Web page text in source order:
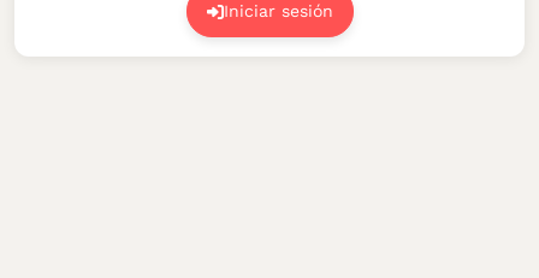
Iniciar sesión